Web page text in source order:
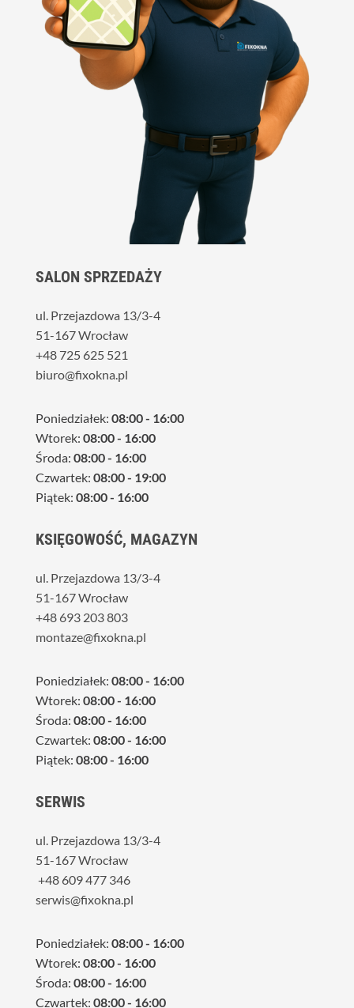
SALON SPRZEDAŻY
ul. Przejazdowa 13/3-4
51-167 Wrocław
+48 725 625 521
biuro@fixokna.pl
Poniedziałek: 08:00 - 16:00
Wtorek: 08:00 - 16:00
Środa: 08:00 - 16:00
Czwartek: 08:00 - 19:00
Piątek: 08:00 - 16:00
KSIĘGOWOŚĆ, MAGAZYN
ul. Przejazdowa 13/3-4
51-167 Wrocław
+48 693 203 803
montaze@fixokna.pl
Poniedziałek: 08:00 - 16:00
Wtorek: 08:00 - 16:00
Środa: 08:00 - 16:00
Czwartek: 08:00 - 16:00
Piątek: 08:00 - 16:00
SERWIS
ul. Przejazdowa 13/3-4
51-167 Wrocław
+48 609 477 346
serwis@fixokna.pl
Poniedziałek: 08:00 - 16:00
Wtorek: 08:00 - 16:00
Środa: 08:00 - 16:00
Czwartek: 08:00 - 16:00